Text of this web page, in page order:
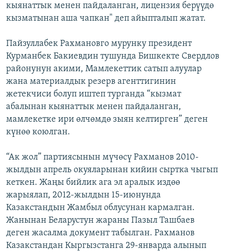
кыянаттык менен пайдаланган, лицензия берүүдө
кызматынан аша чапкан" деп айыпталып жатат.
Пайзуллабек Рахмановго мурунку президент
Курманбек Бакиевдин тушунда Бишкекте Свердлов
районунун акими, Мамлекеттик сатып алуулар
жана материалдык резерв агенттигинин
жетекчиси болуп иштеп турганда “кызмат
абалынан кыянаттык менен пайдаланган,
мамлекетке ири өлчөмдө зыян келтирген” деген
күнөө коюлган.
“Ак жол” партиясынын мүчөсү Рахманов 2010-
жылдын апрель окуяларынан кийин сыртка чыгып
кеткен. Жаңы бийлик ага эл аралык издөө
жарыялап, 2012-жылдын 15-июнунда
Казакстандын Жамбыл облусунан кармалган.
Жанынан Беларустун жараны Пазыл Ташбаев
деген жасалма документ табылган. Рахманов
Казакстандан Кыргызстанга 29-январда алынып